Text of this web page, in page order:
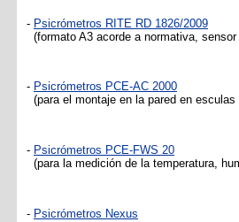
- Psicrómetros RITE RD 1826/2009
(formato A3 acorde a normativa,
- Psicrómetros PCE-AC 2000
(para el montaje en la pared en
- Psicrómetros PCE-FWS 20
(para la medición de la temperatura,
- Psicrómetros Nexus